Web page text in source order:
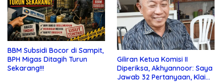
BBM Subsidi Bocor di Sampit,
BPH Migas Ditagih Turun
Sekarang!!!
Giliran Ketua Komisi II
Diperiksa, Akhyannoor: Saya
Jawab 32 Pertanyaan, Klaim